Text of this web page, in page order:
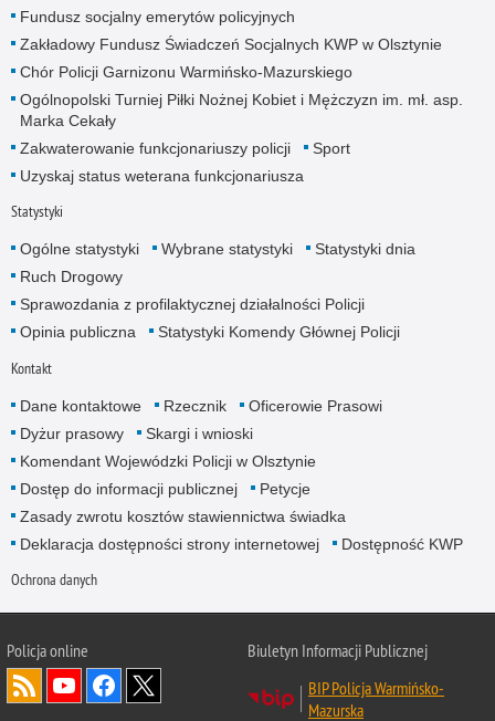
Fundusz socjalny emerytów policyjnych
Zakładowy Fundusz Świadczeń Socjalnych KWP w Olsztynie
Chór Policji Garnizonu Warmińsko-Mazurskiego
Ogólnopolski Turniej Piłki Nożnej Kobiet i Mężczyzn im. mł. asp.
Marka Cekały
Zakwaterowanie funkcjonariuszy policji
Sport
Uzyskaj status weterana funkcjonariusza
Statystyki
Ogólne statystyki Wybrane statystyki
Statystyki dnia
Ruch Drogowy
Sprawozdania z profilaktycznej działalności Policji
Opinia publiczna
Statystyki Komendy Głównej Policji
Kontakt
Dane kontaktowe Rzecznik
Oficerowie Prasowi
Dyżur prasowy
Skargi i wnioski
Komendant Wojewódzki Policji w Olsztynie
Dostęp do informacji publicznej
Petycje
Zasady zwrotu kosztów stawiennictwa świadka
Deklaracja dostępności strony internetowej
Dostępność KWP
Ochrona danych
Policja online
Biuletyn Informacji Publicznej
BIP Policja Warmińsko-
Mazurska